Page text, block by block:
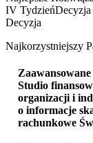
IV TydzieńDecyzja
Decyzja
Najkorzystniejszy
Studio
organizacji i
o informacje
rachunkowe